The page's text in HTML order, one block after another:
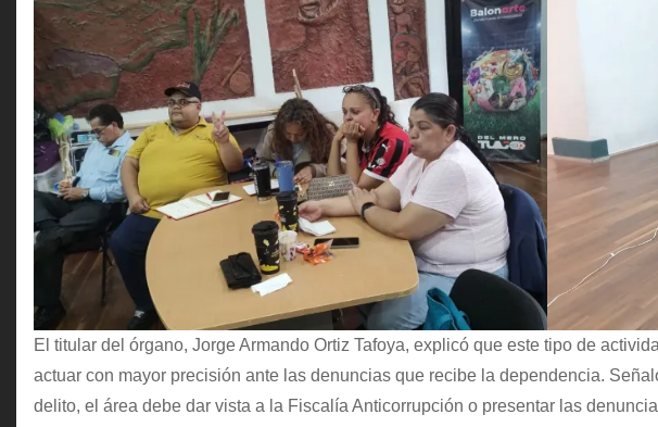
El titular del órgano, Jorge Armando Ortiz Tafoya, explicó que este tipo de
actuar con mayor precisión ante las denuncias que recibe la dependencia.
delito, el área debe dar vista a la Fiscalía Anticorrupción o presentar las